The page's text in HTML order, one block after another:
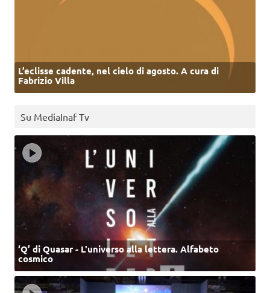
L’eclisse cadente, nel cielo di agosto. A cura di
Fabrizio Villa
Su MediaInaf Tv
‘Q’ di Quasar - L'universo alla lettera. Alfabeto
cosmico